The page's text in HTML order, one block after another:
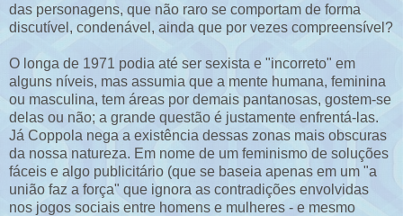
das personagens, que não raro se comportam de forma
discutível, condenável, ainda que por vezes compreensível?
O longa de 1971 podia até ser sexista e "incorreto" em
alguns níveis, mas assumia que a mente humana, feminina
ou masculina, tem áreas por demais pantanosas, gostem-se
delas ou não; a grande questão é justamente enfrentá-las.
Já Coppola nega a existência dessas zonas mais obscuras
da nossa natureza. Em nome de um feminismo de soluções
fáceis e algo publicitário (que se baseia apenas em um "a
união faz a força" que ignora as contradições envolvidas
nos jogos sociais entre homens e mulheres - e mesmo